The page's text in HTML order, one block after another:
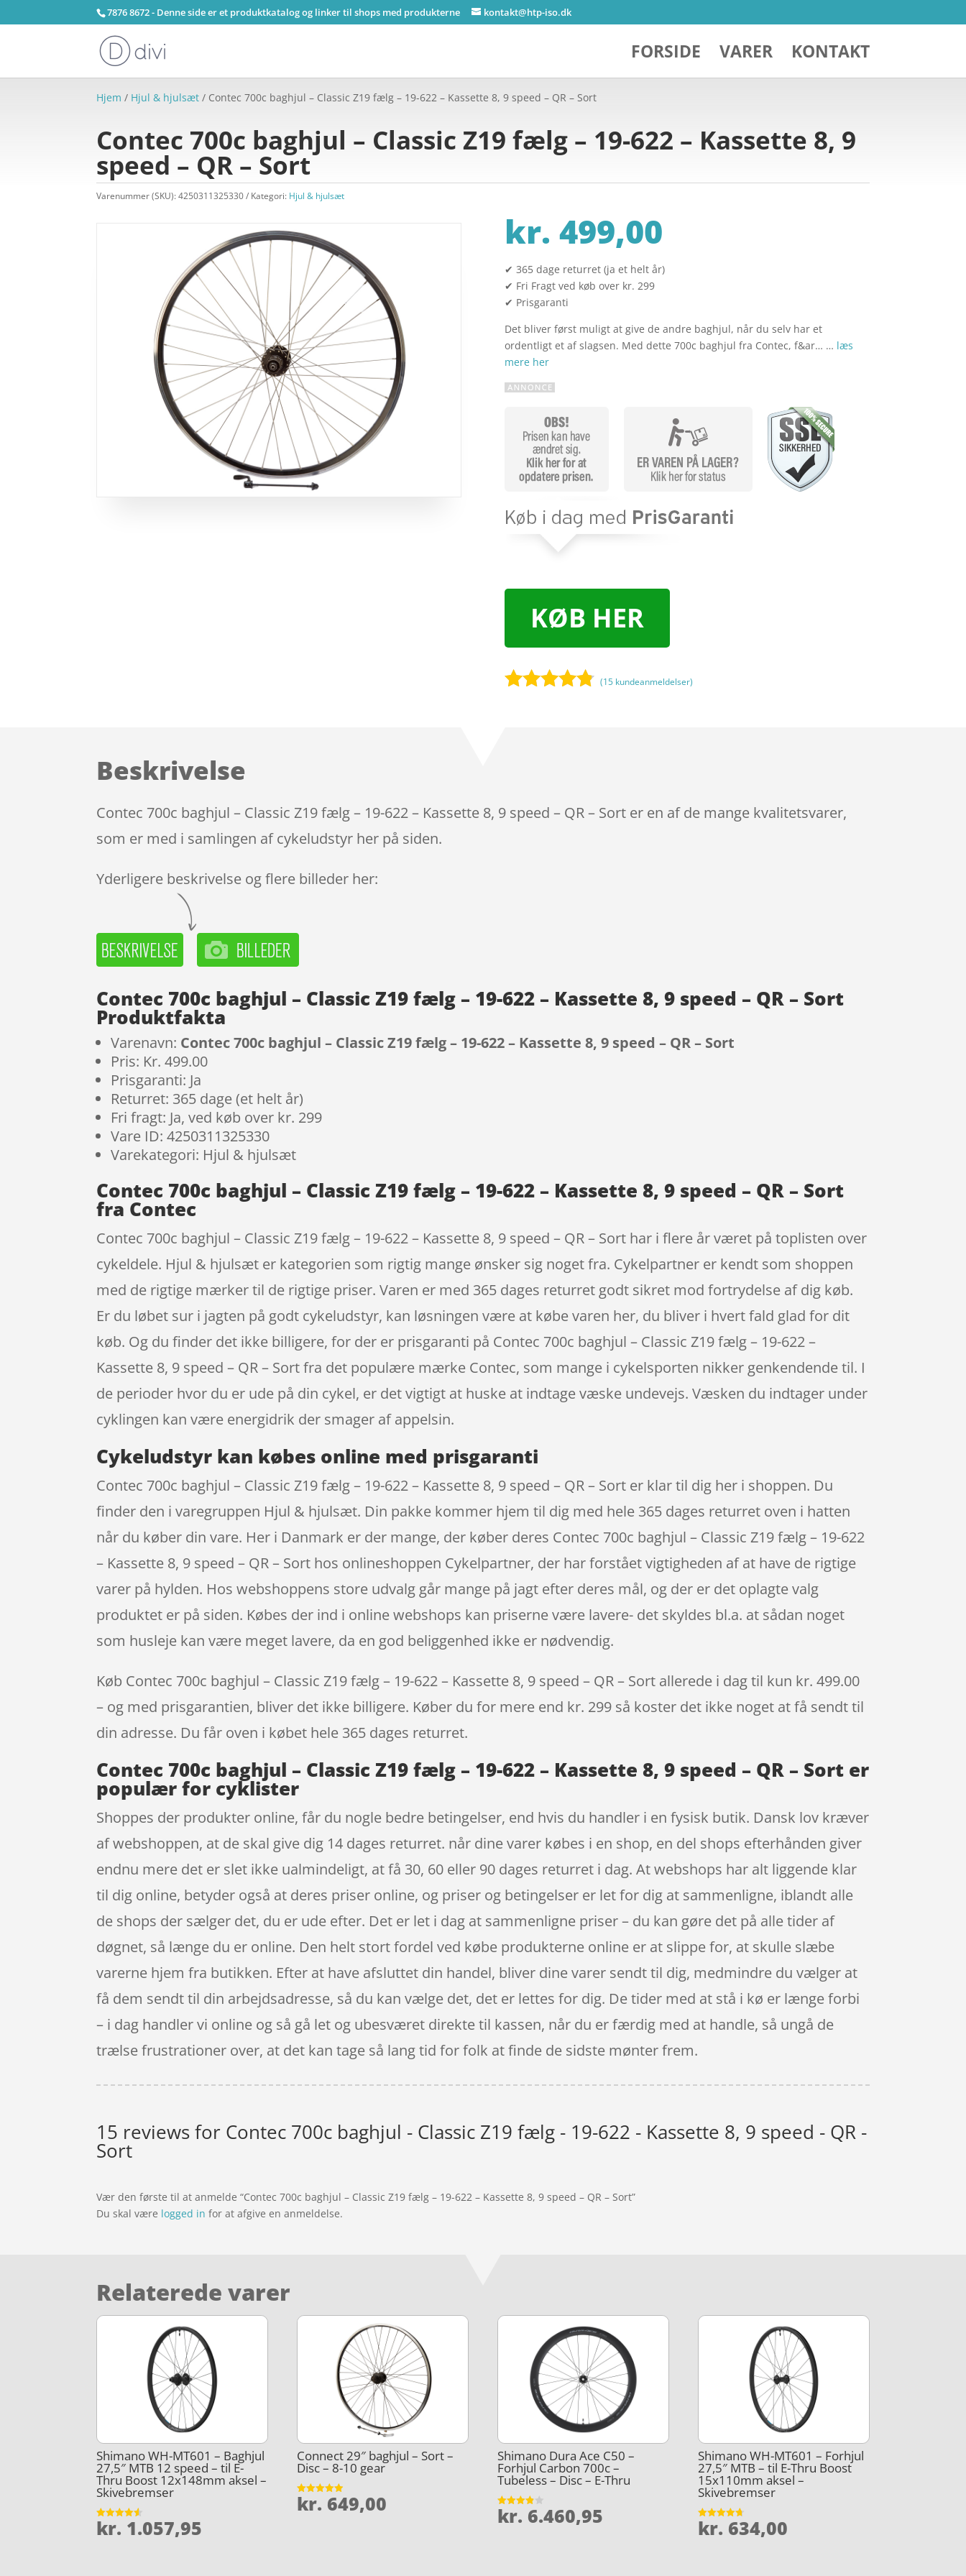
7876 8672 - Denne side er et produktkatalog og linker til shops med produkterne kontakt@htp-iso.dk
FORSIDE VARER KONTAKT
Hjem / Hjul & hjulsæt / Contec 700c baghjul – Classic Z19 fælg – 19-622 – Kassette 8, 9 speed – QR – Sort
Contec 700c baghjul – Classic Z19 fælg – 19-622 – Kassette 8, 9
speed – QR – Sort
Varenummer (SKU):4250311325330 Kategori: Hjul & hjulsæt
kr. 499,00
✔ 365 dage returret (ja et helt år)
✔ Fri Fragt ved køb over kr. 299
✔ Prisgaranti
Det bliver først muligt at give de andre baghjul, når du selv har et
ordentligt et af slagsen. Med dette 700c baghjul fra Contec, f&ar… … læs
mere her
KØB HER
(15 kundeanmeldelser)
Beskrivelse
Contec 700c baghjul – Classic Z19 fælg – 19-622 – Kassette 8, 9 speed – QR – Sort er en af de mange kvalitetsvarer,
som er med i samlingen af cykeludstyr her på siden.
Yderligere beskrivelse og flere billeder her:
Contec 700c baghjul – Classic Z19 fælg – 19-622 – Kassette 8, 9 speed – QR – Sort
Produktfakta
Varenavn: Contec 700c baghjul – Classic Z19 fælg – 19-622 – Kassette 8, 9 speed – QR – Sort
Pris: Kr. 499.00
Prisgaranti: Ja
Returret: 365 dage (et helt år)
Fri fragt: Ja, ved køb over kr. 299
Vare ID: 4250311325330
Varekategori: Hjul & hjulsæt
Contec 700c baghjul – Classic Z19 fælg – 19-622 – Kassette 8, 9 speed – QR – Sort
fra Contec
Contec 700c baghjul – Classic Z19 fælg – 19-622 – Kassette 8, 9 speed – QR – Sort har i flere år været på toplisten over
cykeldele. Hjul & hjulsæt er kategorien som rigtig mange ønsker sig noget fra. Cykelpartner er kendt som shoppen
med de rigtige mærker til de rigtige priser. Varen er med 365 dages returret godt sikret mod fortrydelse af dig køb.
Er du løbet sur i jagten på godt cykeludstyr, kan løsningen være at købe varen her, du bliver i hvert fald glad for dit
køb. Og du finder det ikke billigere, for der er prisgaranti på Contec 700c baghjul – Classic Z19 fælg – 19-622 –
Kassette 8, 9 speed – QR – Sort fra det populære mærke Contec, som mange i cykelsporten nikker genkendende til. I
de perioder hvor du er ude på din cykel, er det vigtigt at huske at indtage væske undevejs. Væsken du indtager under
cyklingen kan være energidrik der smager af appelsin.
Cykeludstyr kan købes online med prisgaranti
Contec 700c baghjul – Classic Z19 fælg – 19-622 – Kassette 8, 9 speed – QR – Sort er klar til dig her i shoppen. Du
finder den i varegruppen Hjul & hjulsæt. Din pakke kommer hjem til dig med hele 365 dages returret oven i hatten
når du køber din vare. Her i Danmark er der mange, der køber deres Contec 700c baghjul – Classic Z19 fælg – 19-622
– Kassette 8, 9 speed – QR – Sort hos onlineshoppen Cykelpartner, der har forstået vigtigheden af at have de rigtige
varer på hylden. Hos webshoppens store udvalg går mange på jagt efter deres mål, og der er det oplagte valg
produktet er på siden. Købes der ind i online webshops kan priserne være lavere- det skyldes bl.a. at sådan noget
som husleje kan være meget lavere, da en god beliggenhed ikke er nødvendig.
Køb Contec 700c baghjul – Classic Z19 fælg – 19-622 – Kassette 8, 9 speed – QR – Sort allerede i dag til kun kr. 499.00
– og med prisgarantien, bliver det ikke billigere. Køber du for mere end kr. 299 så koster det ikke noget at få sendt til
din adresse. Du får oven i købet hele 365 dages returret.
Contec 700c baghjul – Classic Z19 fælg – 19-622 – Kassette 8, 9 speed – QR – Sort er
populær for cyklister
Shoppes der produkter online, får du nogle bedre betingelser, end hvis du handler i en fysisk butik. Dansk lov kræver
af webshoppen, at de skal give dig 14 dages returret. når dine varer købes i en shop, en del shops efterhånden giver
endnu mere det er slet ikke ualmindeligt, at få 30, 60 eller 90 dages returret i dag. At webshops har alt liggende klar
til dig online, betyder også at deres priser online, og priser og betingelser er let for dig at sammenligne, iblandt alle
de shops der sælger det, du er ude efter. Det er let i dag at sammenligne priser – du kan gøre det på alle tider af
døgnet, så længe du er online. Den helt stort fordel ved købe produkterne online er at slippe for, at skulle slæbe
varerne hjem fra butikken. Efter at have afsluttet din handel, bliver dine varer sendt til dig, medmindre du vælger at
få dem sendt til din arbejdsadresse, så du kan vælge det, det er lettes for dig. De tider med at stå i kø er længe forbi
– i dag handler vi online og så gå let og ubesværet direkte til kassen, når du er færdig med at handle, så ungå de
trælse frustrationer over, at det kan tage så lang tid for folk at finde de sidste mønter frem.
15 reviews for Contec 700c baghjul - Classic Z19 fælg - 19-622 - Kassette 8, 9 speed - QR -
Sort
Vær den første til at anmelde “Contec 700c baghjul – Classic Z19 fælg – 19-622 – Kassette 8, 9 speed – QR – Sort”
Du skal være logged in for at afgive en anmeldelse.
Relaterede varer
Shimano WH-MT601 – Baghjul
27,5″ MTB 12 speed – til E-
Thru Boost 12x148mm aksel –
Skivebremser
Vurderet
4.5
kr. 1.057,95
Connect 29″ baghjul – Sort –
Disc – 8-10 gear
Vurderet
4.9
kr. 649,00
Shimano Dura Ace C50 –
Forhjul Carbon 700c –
Tubeless – Disc – E-Thru
Vurderet
3.8
kr. 6.460,95
Shimano WH-MT601 – Forhjul
27,5″ MTB – til E-Thru Boost
15x110mm aksel –
Skivebremser
Vurderet
4.7
kr. 634,00